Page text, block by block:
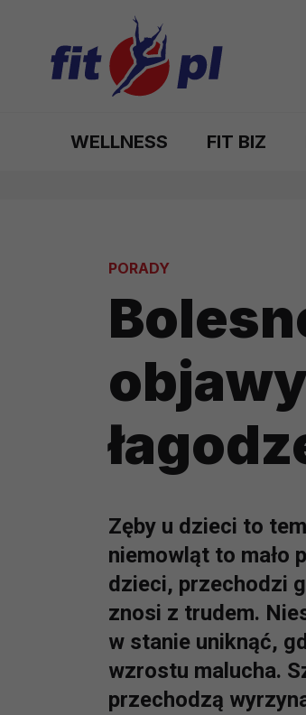
WELLNESS FIT BIZ
PORADY
Zęby u dzieci to
niemowląt to mało
dzieci, przechodzi
znosi z trudem.
w stanie uniknąć,
wzrostu malucha.
przechodzą